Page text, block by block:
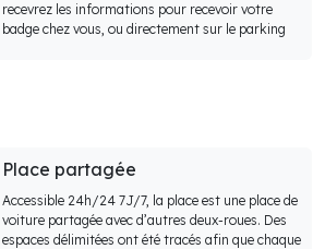
recevrez les informations pour recevoir votre
badge chez vous, ou directement sur le parking
Place partagée
Accessible 24h/24 7J/7, la place est une place de
voiture partagée avec d’autres deux-roues. Des
espaces délimitées ont été tracés afin que chaque